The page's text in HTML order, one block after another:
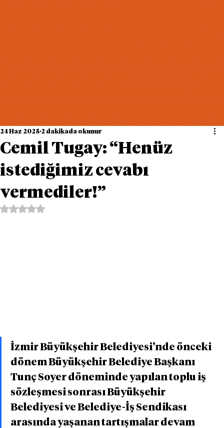
Cemil Tugay: “Henüz
istediğimiz cevabı
vermediler!”
24 Haz 2025 2 dakikada okunur
5 üzerinden NaN yıldız
İzmir Büyükşehir Belediyesi’nde önceki
dönem Büyükşehir Belediye Başkanı
Tunç Soyer döneminde yapılan toplu iş
sözleşmesi sonrası Büyükşehir
Belediyesi ve Belediye-İş Sendikası
arasında yaşanan tartışmalar devam